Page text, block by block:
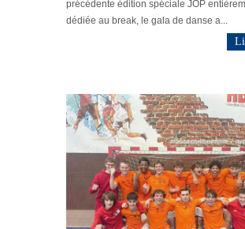
précédente édition spéciale JOP
dédiée au break, le gala de danse a...